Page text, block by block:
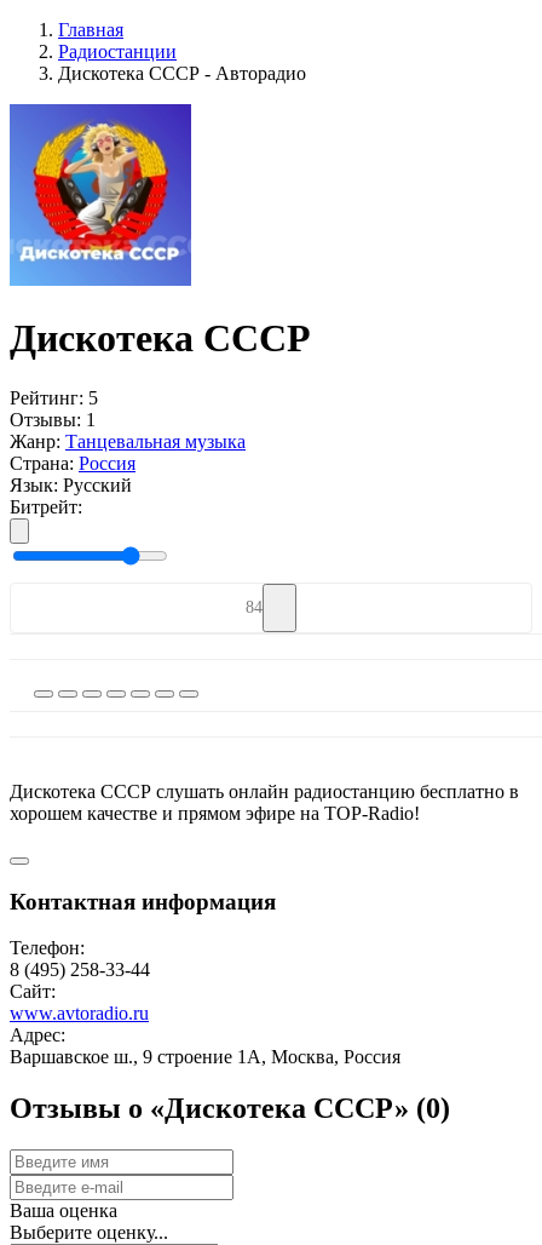
Главная
Радиостанции
Дискотека СССР - Авторадио
Дискотека СССР
Рейтинг: 5
Отзывы: 1
Жанр: Танцевальная музыка
Страна: Россия
Язык: Русский
Битрейт:
84
Дискотека СССР слушать онлайн радиостанцию бесплатно в
хорошем качестве и прямом эфире на TOP-Radio!
Контактная информация
Телефон:
8 (495) 258-33-44
Сайт:
www.avtoradio.ru
Адрес:
Варшавское ш., 9 строение 1А, Москва, Россия
Отзывы о «Дискотека СССР» (0)
Ваша оценка
Выберите оценку...